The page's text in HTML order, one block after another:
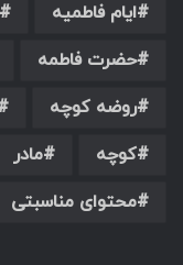
ایام فاطمیه
حضرت فاطمه
روضه کوچه
کوچه
مادر
محتوای مناسبتی